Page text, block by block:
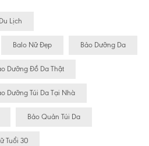
Lịch
Balo Nữ Đẹp Bảo Dưỡng Da
Dưỡng Đồ Da Thật
Dưỡng Túi Da Tại Nhà
Bảo Quản Túi Da
Tuổi 30